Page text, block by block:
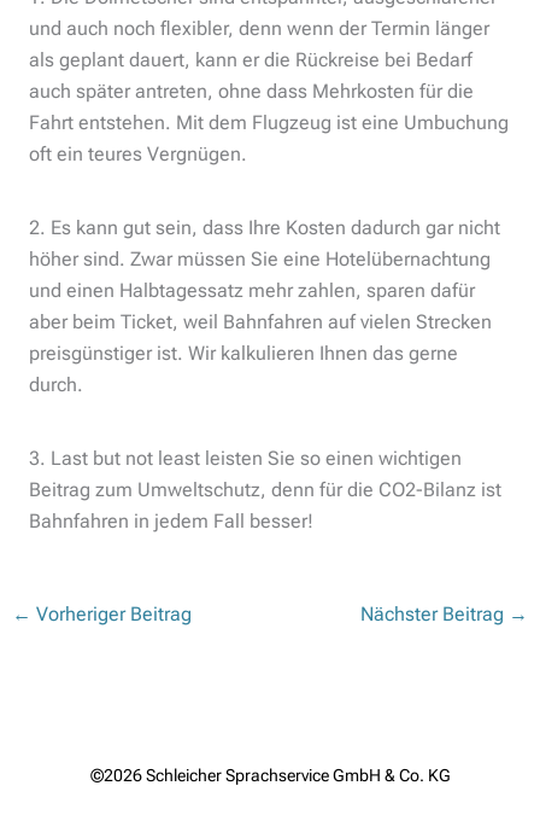
und auch noch flexibler, denn wenn der Termin länger
als geplant dauert, kann er die Rückreise bei Bedarf
auch später antreten, ohne dass Mehrkosten für die
Fahrt entstehen. Mit dem Flugzeug ist eine Umbuchung
oft ein teures Vergnügen.
2. Es kann gut sein, dass Ihre Kosten dadurch gar nicht
höher sind. Zwar müssen Sie eine Hotelübernachtung
und einen Halbtagessatz mehr zahlen, sparen dafür
aber beim Ticket, weil Bahnfahren auf vielen Strecken
preisgünstiger ist. Wir kalkulieren Ihnen das gerne
durch.
3. Last but not least leisten Sie so einen wichtigen
Beitrag zum Umweltschutz, denn für die CO2-Bilanz ist
Bahnfahren in jedem Fall besser!
← Vorheriger Beitrag Nächster Beitrag →
©2026 Schleicher Sprachservice GmbH & Co. KG